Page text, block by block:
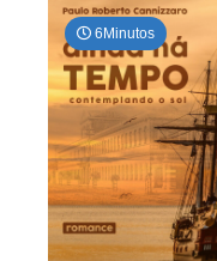
6Minutos